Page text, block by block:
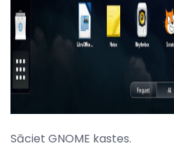
Sāciet GNOME kastes.